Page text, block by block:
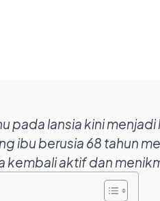
pada lansia kini
ibu berusia 68 tahun
kembali aktif dan